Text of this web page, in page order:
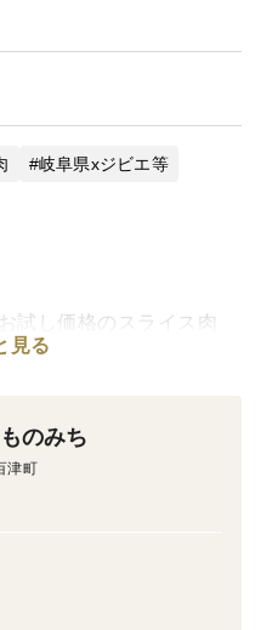
岐阜県xジビエ等
試し価格のスライス肉
だけます。
見る
のみち
津町